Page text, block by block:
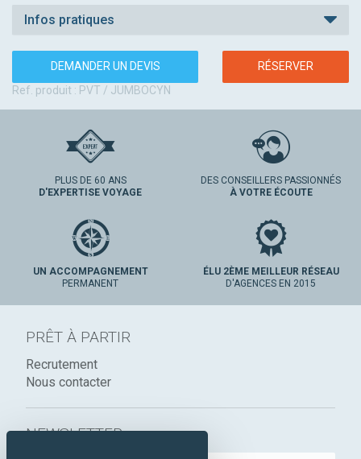
Infos pratiques
DEMANDER UN DEVIS
RÉSERVER
Ref. produit : PVT / JUMBOCYN
PLUS DE 60 ANS
D'EXPERTISE VOYAGE
DES CONSEILLERS PASSIONNÉS
À VOTRE ÉCOUTE
UN ACCOMPAGNEMENT
PERMANENT
ÉLU 2ÈME MEILLEUR RÉSEAU
D'AGENCES EN 2015
PRÊT À PARTIR
Recrutement
Nous contacter
NEWSLETTER :